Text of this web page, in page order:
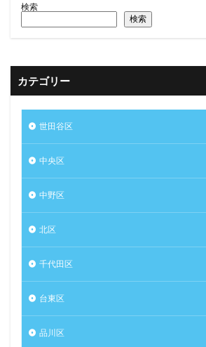
検索
検索
カテゴリー
世田谷区
中央区
中野区
北区
千代田区
台東区
品川区